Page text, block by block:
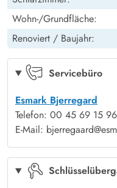
Fjords, während ihr bei
ausklingen lasst. Die
währenddessen im
Wohn-/Grundfläche:
Renoviert / Baujahr:
Servicebüro
Esmark Bjerregard
Telefon: 00 45 69 15
E-Mail:
Radio
Satellitenschüssel
Fußboden: Teppich -